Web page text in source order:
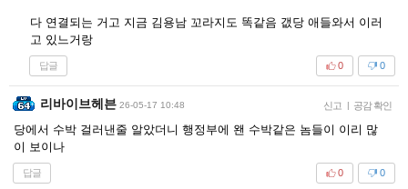
다 연결되는 거고 지금 김용남 꼬라지도 똑같음 갮당 애들와서 이러
고 있느거랑
답글 0
0
리바이브헤븐 26-05-17 10:48 신고 | 공감 확인
당에서 수박 걸러낸줄 알았더니 행정부에 왠 수박같은 놈들이 이리 많
이 보이나
답글 0
0